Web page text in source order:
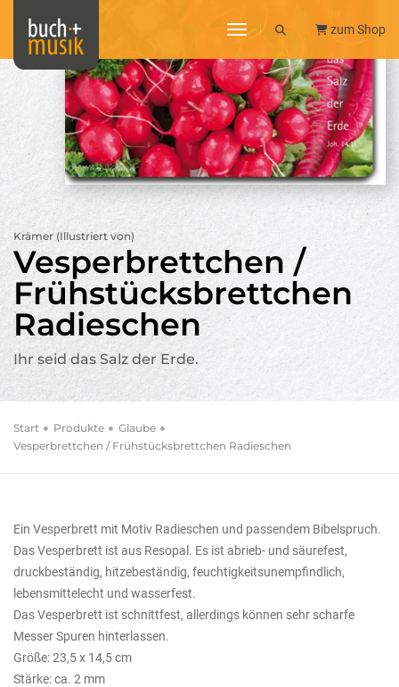
toggle navigation
zum Shop
Krämer (Illustriert von)
Vesperbrettchen /
Frühstücksbrettchen
Radieschen
Ihr seid das Salz der Erde.
Start Produkte
Glaube
Vesperbrettchen / Frühstücksbrettchen Radieschen
Ein Vesperbrett mit Motiv Radieschen und passendem Bibelspruch.
Das Vesperbrett ist aus Resopal. Es ist abrieb- und säurefest,
druckbeständig, hitzebeständig, feuchtigkeitsunempfindlich,
lebensmittelecht und wasserfest.
Das Vesperbrett ist schnittfest, allerdings können sehr scharfe
Messer Spuren hinterlassen.
Größe: 23,5 x 14,5 cm
Stärke: ca. 2 mm